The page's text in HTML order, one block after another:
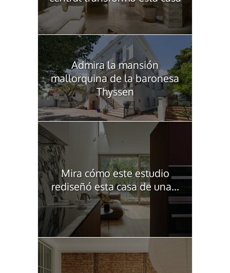
Admira la mansión
mallorquina de la baronesa
Thyssen
Mira cómo este estudio
rediseñó esta casa de una...